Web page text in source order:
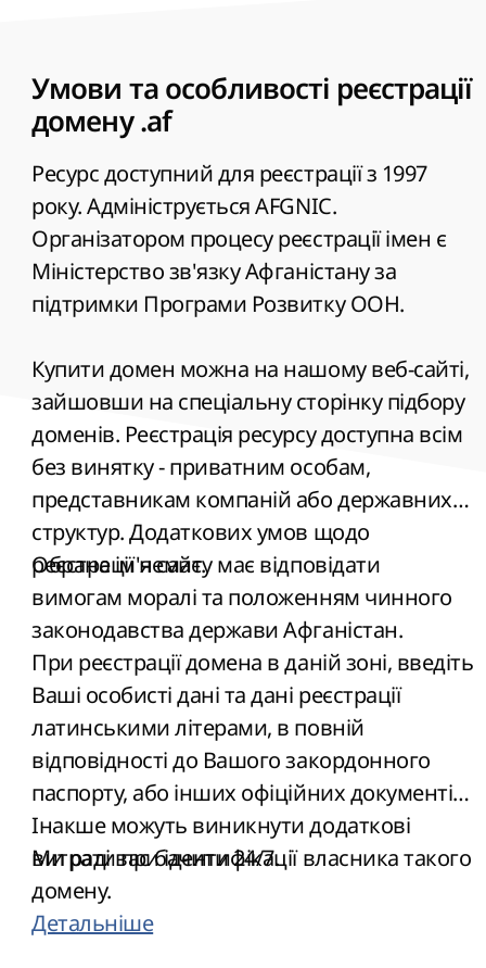
Умови та особливості реєстрації
домену .af
Ресурс доступний для реєстрації з 1997
року. Адмініструється AFGNIC.
Організатором процесу реєстрації імен є
Міністерство зв'язку Афганістану за
підтримки Програми Розвитку ООН.
Купити домен можна на нашому веб-сайті,
зайшовши на спеціальну сторінку підбору
доменів. Реєстрація ресурсу доступна всім
без винятку - приватним особам,
представникам компаній або державних
структур. Додаткових умов щодо
реєстрації немає.
Обране ім'я сайту має відповідати
вимогам моралі та положенням чинного
законодавства держави Афганістан.
При реєстрації домена в даній зоні, введіть
Ваші особисті дані та дані реєстрації
латинськими літерами, в повній
відповідності до Вашого закордонного
паспорту, або інших офіційних документів.
Інакше можуть виникнути додаткові
витрати при ідентифікації власника такого
домену.
Ми раді вас бачити 24/7.
Детальніше